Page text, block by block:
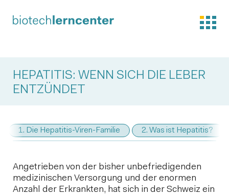
HEPATITIS: WENN SICH DIE LEBER
ENTZÜNDET
1. Die Hepatitis-Viren-Familie 2. Was ist Hepatitis?
Angetrieben von der bisher unbefriedigenden
medizinischen Versorgung und der enormen
Anzahl der Erkrankten, hat sich in der Schweiz ein